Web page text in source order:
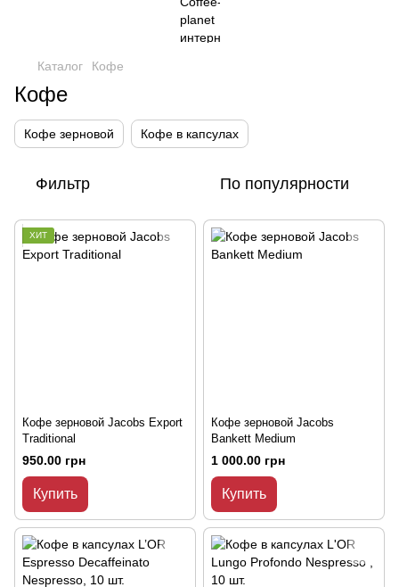
Каталог Кофе
Кофе
Кофе зерновой Кофе в капсулах
Фильтр По популярности
ХИТ
Кофе зерновой Jacobs Export
Traditional
950.00 грн
Купить
Кофе зерновой Jacobs
Bankett Medium
1 000.00 грн
Купить